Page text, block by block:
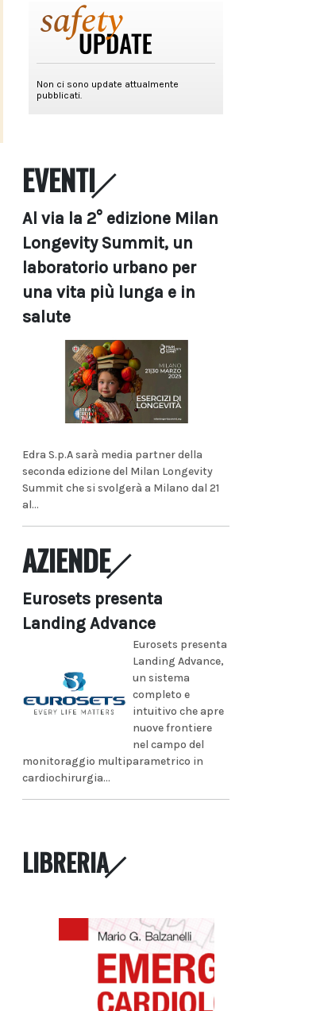
EVENTI
Al via la 2° edizione Milan
Longevity Summit, un
laboratorio urbano per
una vita più lunga e in
salute
Edra S.p.A sarà media partner della
seconda edizione del Milan Longevity
Summit che si svolgerà a Milano dal 21
al...
AZIENDE
Eurosets presenta
Landing Advance
Eurosets presenta
Landing Advance,
un sistema
completo e
intuitivo che apre
nuove frontiere
nel campo del
monitoraggio multiparametrico in
cardiochirurgia...
LIBRERIA